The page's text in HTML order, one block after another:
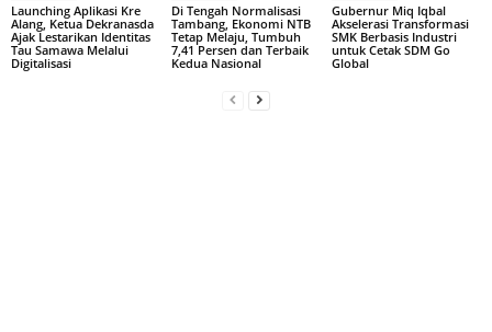
Launching Aplikasi Kre
Alang, Ketua Dekranasda
Ajak Lestarikan Identitas
Tau Samawa Melalui
Digitalisasi
Di Tengah Normalisasi
Tambang, Ekonomi NTB
Tetap Melaju, Tumbuh
7,41 Persen dan Terbaik
Kedua Nasional
Gubernur Miq Iqbal
Akselerasi Transformasi
SMK Berbasis Industri
untuk Cetak SDM Go
Global